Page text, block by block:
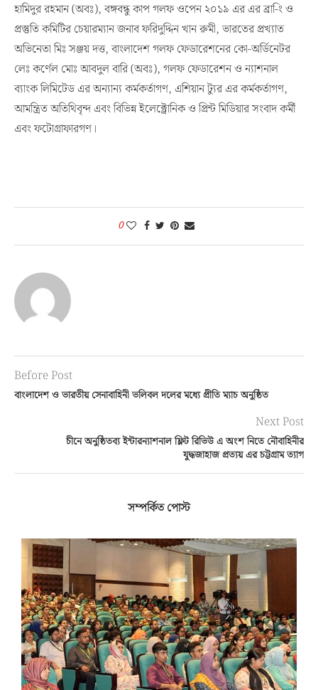
হামিদুর রহমান (অবঃ), বঙ্গবন্ধু কাপ গলফ ওপেন ২০১৯ এর এর ব্রা-িং ও
প্রস্তুতি কমিটির চেয়ারম্যান জনাব ফরিদুদ্দিন খান রুমী, ভারতের প্রখ্যাত
অভিনেতা মিঃ সঞ্জয় দত্ত, বাংলাদেশ গলফ ফেডারেশনের কো-অর্ডিনেটর
লেঃ কর্ণেল মোঃ আবদুল বারি (অবঃ), গলফ ফেডারেশন ও ন্যাশনাল
ব্যাংক লিমিটেড এর অন্যান্য কর্মকর্তাগণ, এশিয়ান ট্যুর এর কর্মকর্তাগণ,
আমন্ত্রিত অতিথিবৃন্দ এবং বিভিন্ন ইলেক্ট্রোনিক ও প্রিন্ট মিডিয়ার সংবাদ কর্মী
এবং ফটোগ্রাফারগণ।
0
Before Post
বাংলাদেশ ও ভারতীয় সেনাবাহিনী ভলিবল দলের মধ্যে প্রীতি ম্যাচ অনুষ্ঠিত
Next Post
চীনে অনুষ্ঠিতব্য ইন্টারন্যাশনাল ফ্লিট রিভিউ এ অংশ নিতে নৌবাহিনীর
যুদ্ধজাহাজ প্রত্যয় এর চট্টগ্রাম ত্যাগ
সম্পর্কিত পোস্ট